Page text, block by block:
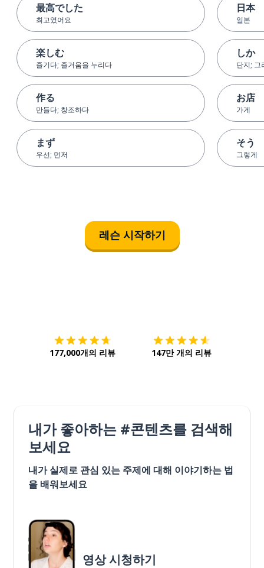
最高でした
최고였어요
楽しむ
즐기다; 즐거움을 누리다
作る
만들다; 창조하다
まず
우선; 먼저
日本
일본
しか
단지; 그
お店
가게
そう
그렇게
레슨 시작하기
177,000개의 리뷰 147만 개의 리뷰
내가 좋아하는 #콘텐츠를 검색해
보세요
내가 실제로 관심 있는 주제에 대해 이야기하는 법
을 배워보세요
영상 시청하기